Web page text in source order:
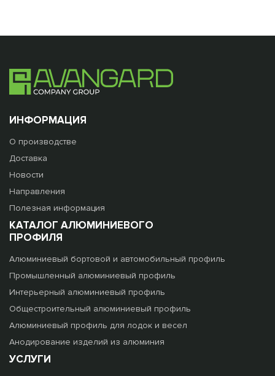
ИНФОРМАЦИЯ
О производстве
Доставка
Новости
Направления
Полезная информация
КАТАЛОГ АЛЮМИНИЕВОГО
ПРОФИЛЯ
Алюминиевый бортовой и автомобильный профиль
Промышленный алюминиевый профиль
Интерьерный алюминиевый профиль
Общестроительный алюминиевый профиль
Алюминиевый профиль для лодок и весел
Анодирование изделий из алюминия
УСЛУГИ